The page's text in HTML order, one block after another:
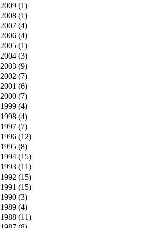
2009 (1)
2008 (1)
2007 (4)
2006 (4)
2005 (1)
2004 (3)
2003 (9)
2002 (7)
2001 (6)
2000 (7)
1999 (4)
1998 (4)
1997 (7)
1996 (12)
1995 (8)
1994 (15)
1993 (11)
1992 (15)
1991 (15)
1990 (3)
1989 (4)
1988 (11)